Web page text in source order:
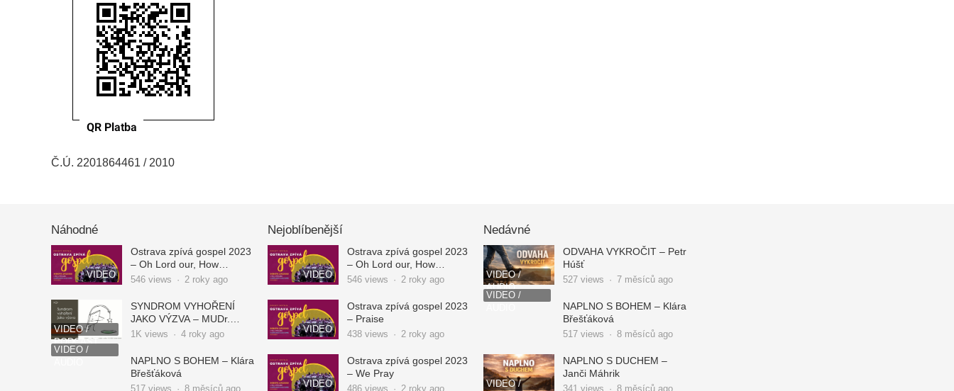
Č.Ú. 2201864461 / 2010
Náhodné
VIDEO
Ostrava zpívá gospel 2023
– Oh Lord our, How
Excellent is Your Name
546 views · 2 roky ago
VIDEO /
PODCAST
SYNDROM VYHOŘENÍ
JAKO VÝZVA – MUDr.
Michal Raszka, PhD.
1K views · 4 roky ago
VIDEO /
NAPLNO S BOHEM – Klára
Břešťáková
517 views · 8 měsíců ago
Nejoblíbenější
VIDEO
Ostrava zpívá gospel 2023
– Oh Lord our, How
Excellent is Your Name
546views · 2 roky ago
VIDEO
Ostrava zpívá gospel 2023
– Praise
438views · 2 roky ago
VIDEO
Ostrava zpívá gospel 2023
– We Pray
486views · 2 roky ago
Nedávné
VIDEO /
AUDIO
ODVAHA VYKROČIT – Petr
Húšť
527 views · 7 měsíců ago
VIDEO /
NAPLNO S BOHEM – Klára
Břešťáková
517 views · 8 měsíců ago
VIDEO /
NAPLNO S DUCHEM –
Janči Máhrik
341 views · 8 měsíců ago